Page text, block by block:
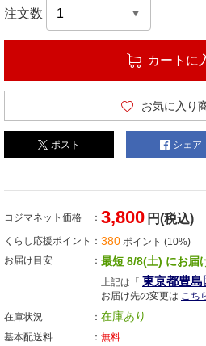
注文数
カートに
お気に入り
ポスト シェア
コジマネット価格 3,800 円(税込)
くらし応援ポイント 380 ポイント (10%)
お届け目安
最短 8/8(土) にお届
上記は「 東京都豊島
お届け先の変更は こち
在庫状況
在庫あり
基本配送料
無料